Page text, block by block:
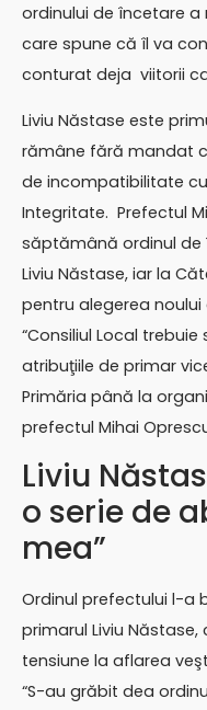
ordinului de încetare
care spune că îl va
conturat deja viitorii
Liviu Năstase este
rămâne fără mandat
de incompatibilitate
Integritate. Prefectul
săptămână ordinul de
Liviu Năstase, iar la
pentru alegerea noului
“Consiliul Local
atribuţiile de primar
Primăria până la
prefectul Mihai
Liviu
o serie de
mea”
Ordinul prefectului l-a
primarul Liviu
tensiune la aflarea
“S-au grăbit dea